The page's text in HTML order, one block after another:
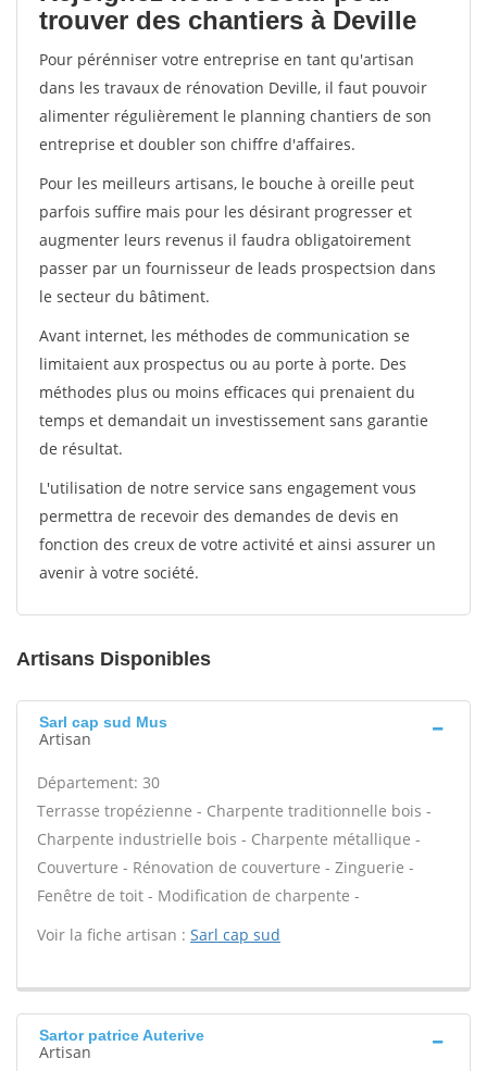
trouver des chantiers à Deville
Pour pérénniser votre entreprise en tant qu'artisan
dans les travaux de rénovation Deville, il faut pouvoir
alimenter régulièrement le planning chantiers de son
entreprise et doubler son chiffre d'affaires.
Pour les meilleurs artisans, le bouche à oreille peut
parfois suffire mais pour les désirant progresser et
augmenter leurs revenus il faudra obligatoirement
passer par un fournisseur de leads prospectsion dans
le secteur du bâtiment.
Avant internet, les méthodes de communication se
limitaient aux prospectus ou au porte à porte. Des
méthodes plus ou moins efficaces qui prenaient du
temps et demandait un investissement sans garantie
de résultat.
L'utilisation de notre service sans engagement vous
permettra de recevoir des demandes de devis en
fonction des creux de votre activité et ainsi assurer un
avenir à votre société.
Artisans Disponibles
Sarl cap sud Mus
Artisan
Département: 30
Terrasse tropézienne - Charpente traditionnelle bois -
Charpente industrielle bois - Charpente métallique -
Couverture - Rénovation de couverture - Zinguerie -
Fenêtre de toit - Modification de charpente -
Voir la fiche artisan : Sarl cap sud
Sartor patrice Auterive
Artisan